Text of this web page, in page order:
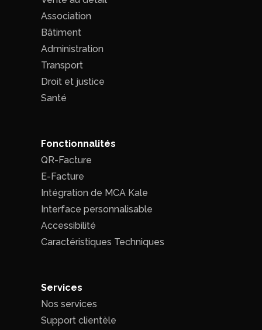
Association
Bâtiment
Administration
Transport
Droit et justice
Santé
Fonctionnalités
QR-Facture
E-Facture
Intégration de MCA Kale
Interface personnalisable
Accessibilité
Caractéristiques Techniques
Services
Nos services
Support clientèle